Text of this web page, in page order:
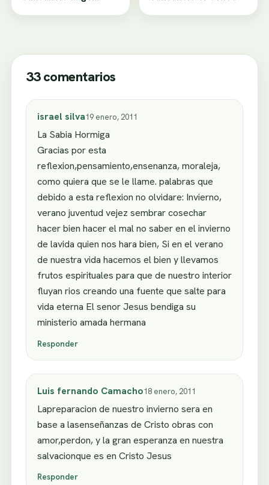
33 comentarios
israel silva19 enero, 2011
La Sabia Hormiga
Gracias por esta
reflexion,pensamiento,ensenanza, moraleja,
como quiera que se le llame. palabras que
debido a esta reflexion no olvidare: Invierno,
verano juventud vejez sembrar cosechar
hacer bien hacer el mal no saber en el invierno
de lavida quien nos hara bien, Si en el verano
de nuestra vida hacemos el bien y llevamos
frutos espirituales para que de nuestro interior
fluyan rios creando una fuente que salte para
vida eterna El senor Jesus bendiga su
ministerio amada hermana
Responder
Luis fernando Camacho18 enero, 2011
Lapreparacion de nuestro invierno sera en
base a lasenseñanzas de Cristo obras con
amor,perdon, y la gran esperanza en nuestra
salvacionque es en Cristo Jesus
Responder